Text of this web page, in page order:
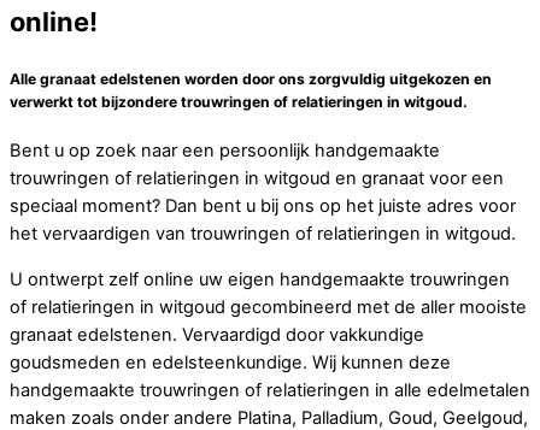
online!
Alle granaat edelstenen worden door ons zorgvuldig uitgekozen en
verwerkt tot bijzondere trouwringen of relatieringen in witgoud.
Bent u op zoek naar een persoonlijk handgemaakte
trouwringen of relatieringen in witgoud en granaat voor een
speciaal moment? Dan bent u bij ons op het juiste adres voor
het vervaardigen van trouwringen of relatieringen in witgoud.
U ontwerpt zelf online uw eigen handgemaakte trouwringen
of relatieringen in witgoud gecombineerd met de aller mooiste
granaat edelstenen. Vervaardigd door vakkundige
goudsmeden en edelsteenkundige. Wij kunnen deze
handgemaakte trouwringen of relatieringen in alle edelmetalen
maken zoals onder andere Platina, Palladium, Goud, Geelgoud,